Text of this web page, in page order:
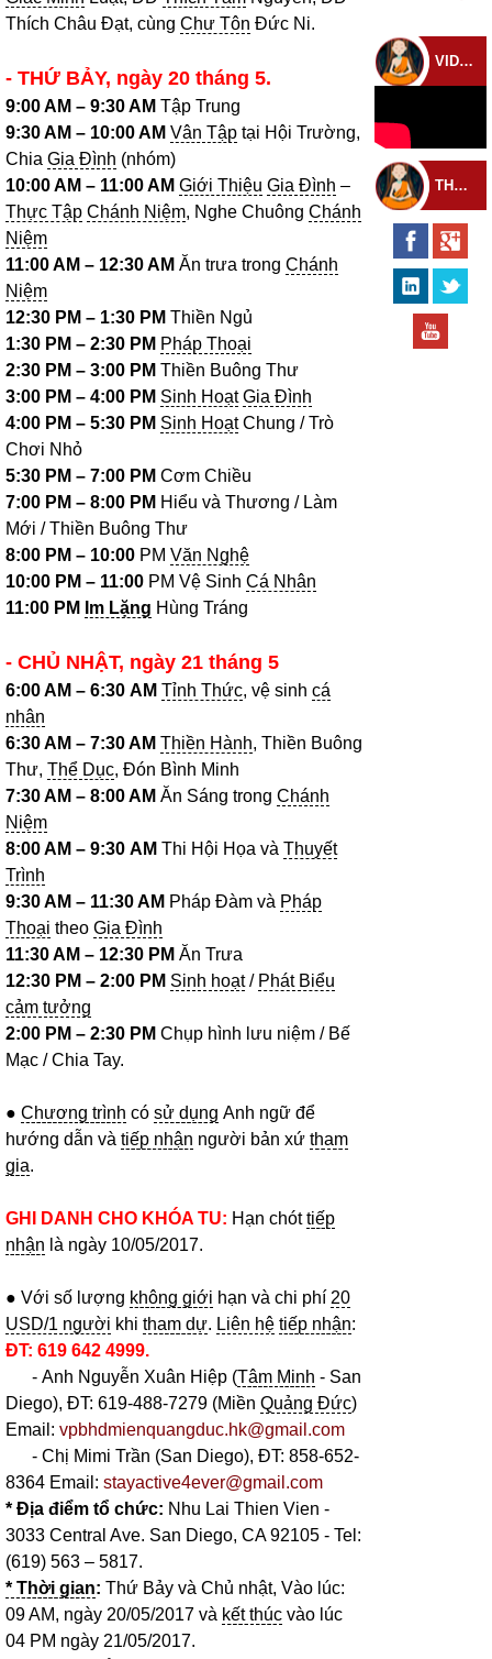
Thích Châu Đạt, cùng Chư Tôn Đức Ni.
- THỨ BẢY, ngày 20 tháng 5.
9:00 AM – 9:30 AM Tập Trung
9:30 AM – 10:00 AM Vân Tập tại Hội Trường,
Chia Gia Đình (nhóm)
10:00 AM – 11:00 AM Giới Thiệu Gia Đình –
Thực Tập Chánh Niệm, Nghe Chuông Chánh
Niệm
11:00 AM – 12:30 AM Ăn trưa trong Chánh
Niệm
12:30 PM – 1:30 PM Thiền Ngủ
1:30 PM – 2:30 PM Pháp Thoại
2:30 PM – 3:00 PM Thiền Buông Thư
3:00 PM – 4:00 PM Sinh Hoạt Gia Đình
4:00 PM – 5:30 PM Sinh HoạtChung / Trò
Chơi Nhỏ
5:30 PM – 7:00 PM Cơm Chiều
7:00 PM – 8:00 PM Hiểu và Thương / Làm
Mới / Thiền Buông Thư
8:00 PM – 10:00 PM Văn Nghệ
10:00 PM – 11:00 PM Vệ Sinh Cá Nhân
11:00 PM
Im Lặng Hùng Tráng
- CHỦ NHẬT, ngày 21 tháng 5
6:00 AM – 6:30 AM Tỉnh Thức, vệ sinh cá
nhân
6:30 AM – 7:30 AM Thiền Hành, Thiền Buông
Thư, Thể Dục, Đón Bình Minh
7:30 AM – 8:00 AM Ăn Sáng trong Chánh
Niệm
8:00 AM – 9:30 AM Thi Hội Họa và Thuyết
Trình
9:30 AM – 11:30 AM Pháp Đàm và Pháp
Thoại theo Gia Đình
11:30 AM – 12:30 PM Ăn Trưa
12:30 PM – 2:00 PM Sinh hoạt/ Phát Biểu
cảm tưởng
2:00 PM – 2:30 PM Chụp hình lưu niệm / Bế
Mạc / Chia Tay.
● Chương trình có sử dụng Anh ngữ để
hướng dẫn và tiếp nhận người bản xứ tham
gia.
GHI DANH CHO KHÓA TU: Hạn chóttiếp
nhận là ngày 10/05/2017.
● Với số lượng không giới hạn và chi phí 20
USD/1 người khi tham dự. Liên hệ tiếp nhận:
ĐT: 619 642 4999.
- Anh Nguyễn Xuân Hiệp (Tâm Minh - San
Diego), ĐT: 619-488-7279 (Miền Quảng Đức)
Email: vpbhdmienquangduc.hk@gmail.com
- Chị Mimi Trần (San Diego), ĐT: 858-652-
8364 Email: stayactive4ever@gmail.com
* Địa điểm tổ chức: Nhu Lai Thien Vien -
3033 Central Ave. San Diego, CA 92105 - Tel:
(619) 563 – 5817.
* Thời gian: Thứ Bảy và Chủ nhật, Vào lúc:
09 AM, ngày 20/05/2017 và kết thúc vào lúc
04 PM ngày 21/05/2017.
VIDEO CHÙA
THEO DÕI THIỀN TỰ